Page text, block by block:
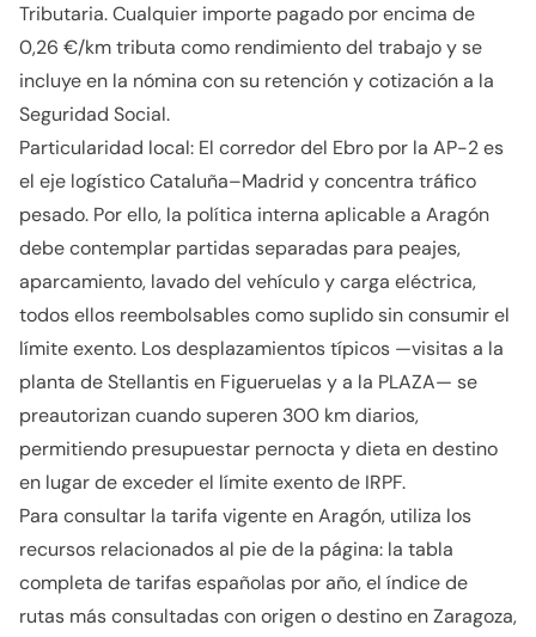
Tributaria. Cualquier importe pagado por encima de
0,26 €/km tributa como rendimiento del trabajo y se
incluye en la nómina con su retención y cotización a la
Seguridad Social.
Particularidad local: El corredor del Ebro por la AP-2 es
el eje logístico Cataluña–Madrid y concentra tráfico
pesado. Por ello, la política interna aplicable a Aragón
debe contemplar partidas separadas para peajes,
aparcamiento, lavado del vehículo y carga eléctrica,
todos ellos reembolsables como suplido sin consumir el
límite exento. Los desplazamientos típicos —visitas a la
planta de Stellantis en Figueruelas y a la PLAZA— se
preautorizan cuando superen 300 km diarios,
permitiendo presupuestar pernocta y dieta en destino
en lugar de exceder el límite exento de IRPF.
Para consultar la tarifa vigente en Aragón, utiliza los
recursos relacionados al pie de la página: la tabla
completa de tarifas españolas por año, el índice de
rutas más consultadas con origen o destino en Zaragoza,